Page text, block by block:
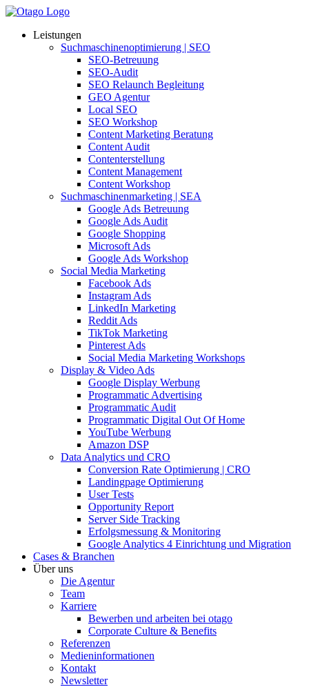
Leistungen
Suchmaschinenoptimierung | SEO
SEO-Betreuung
SEO-Audit
SEO Relaunch Begleitung
GEO Agentur
Local SEO
SEO Workshop
Content Marketing Beratung
Content Audit
Contenterstellung
Content Management
Content Workshop
Suchmaschinenmarketing | SEA
Google Ads Betreuung
Google Ads Audit
Google Shopping
Microsoft Ads
Google Ads Workshop
Social Media Marketing
Facebook Ads
Instagram Ads
LinkedIn Marketing
Reddit Ads
TikTok Marketing
Pinterest Ads
Social Media Marketing Workshops
Display & Video Ads
Google Display Werbung
Programmatic Advertising
Programmatic Audit
Programmatic Digital Out Of Home
YouTube Werbung
Amazon DSP
Data Analytics und CRO
Conversion Rate Optimierung | CRO
Landingpage Optimierung
User Tests
Opportunity Report
Server Side Tracking
Erfolgsmessung & Monitoring
Google Analytics 4 Einrichtung und Migration
Cases & Branchen
Über uns
Die Agentur
Team
Karriere
Bewerben und arbeiten bei otago
Corporate Culture & Benefits
Referenzen
Medieninformationen
Kontakt
Newsletter